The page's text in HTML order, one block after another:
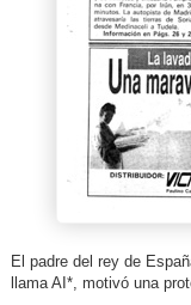
El padre del rey de
llama AI*, motivó una